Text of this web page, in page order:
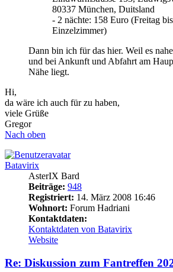
80337 München, Duitsland
- 2 nächte: 158 Euro (Freitag
Einzelzimmer)
Dann bin ich für das hier. Weil es
und bei Ankunft und Abfahrt am
Nähe liegt.
Hi,
da wäre ich auch für zu haben,
viele Grüße
Gregor
Nach oben
Batavirix
AsterIX Bard
Beiträge: 948
Registriert: 14. März 2008 16:46
Wohnort: Forum Hadriani
Kontaktdaten:
Kontaktdaten von Batavirix
Website
Re: Diskussion zum Fantreffen